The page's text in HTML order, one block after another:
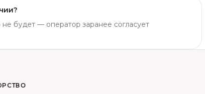
будет — оператор заранее согласует